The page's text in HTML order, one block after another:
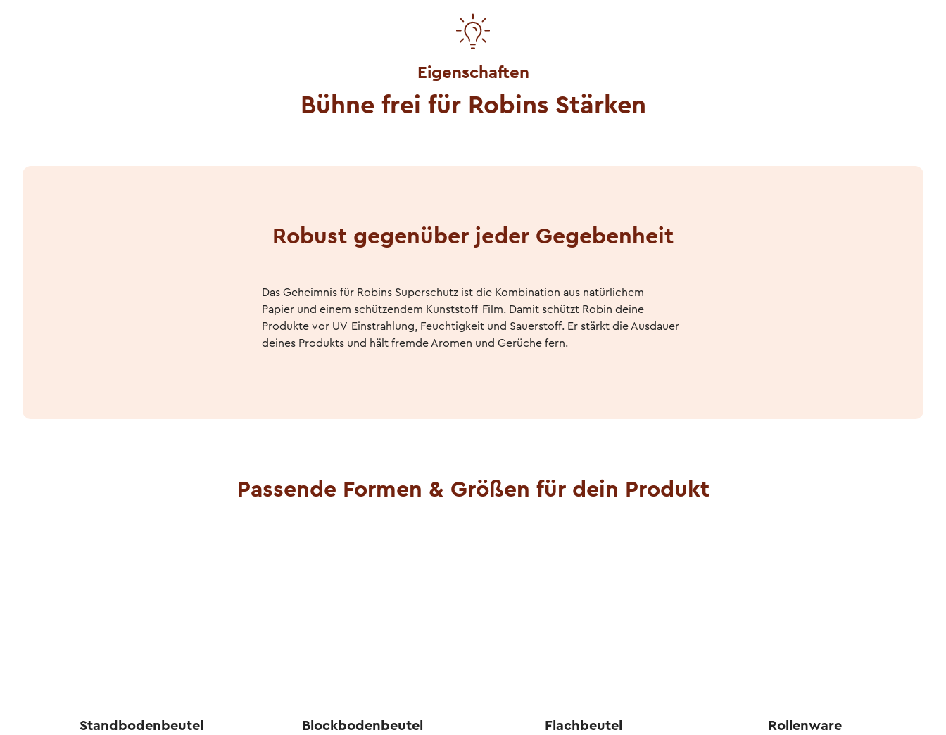
Eigenschaften
Bühne frei für Robins Stärken
Robust gegenüber jeder Gegebenheit
Das Geheimnis für Robins Superschutz ist die Kombination aus natürlichem
Papier und einem schützendem Kunststoff-Film. Damit schützt Robin deine
Produkte vor UV-Einstrahlung, Feuchtigkeit und Sauerstoff. Er stärkt die Ausdauer
deines Produkts und hält fremde Aromen und Gerüche fern.
Passende Formen & Größen für dein Produkt
Standbodenbeutel Blockbodenbeutel Flachbeutel Rollenware